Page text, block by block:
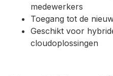
medewerkers
Toegang tot de
Geschikt voor
cloudoplossingen